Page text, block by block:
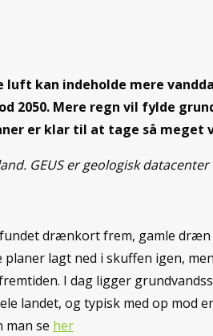
kan indeholde mere
2050. Mere regn vil fylde
er klar til at tage så
GEUS er geologisk
drænkort frem, gamle
lagt ned i skuffen igen,
I dag ligger
landet, og typisk med op
man se her